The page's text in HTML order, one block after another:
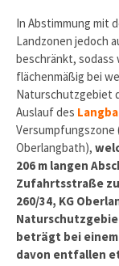
In Abstimmung mit
Landzonen jedoch
beschränkt, sodass
flächenmäßig bei
Naturschutzgebiet
Auslauf des
Versumpfungszone
Oberlangbath),
206 m langen
Zufahrtsstraße
260/34, KG
beträgt bei einem
davon entfallen